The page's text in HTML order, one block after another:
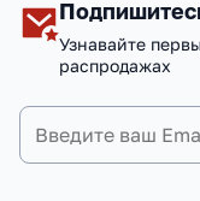
Узнавайте
распродажах